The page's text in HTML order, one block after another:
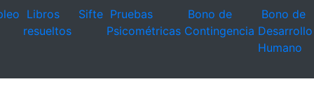
Libros
resueltos
Sifte Pruebas
Psicométricas
Bono de
Contingencia
Bono de
Desarrollo
Humano